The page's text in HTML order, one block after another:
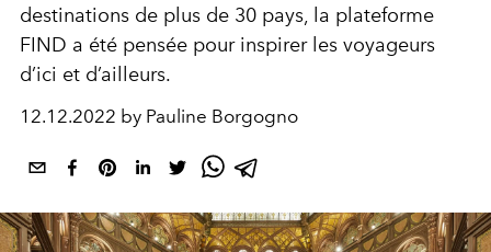
destinations de plus de 30 pays, la plateforme
FIND a été pensée pour inspirer les voyageurs
d’ici et d’ailleurs.
12.12.2022 by Pauline Borgogno